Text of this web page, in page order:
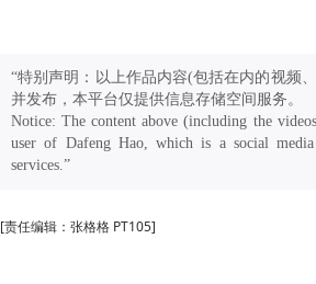
“特别声明：以上作品内容(包括在内的视频
并发布，本平台仅提供信息存储空间服务。
Notice: The content above (including the
user of Dafeng Hao, which is a social
services.”
[责任编辑：张格格 PT105]